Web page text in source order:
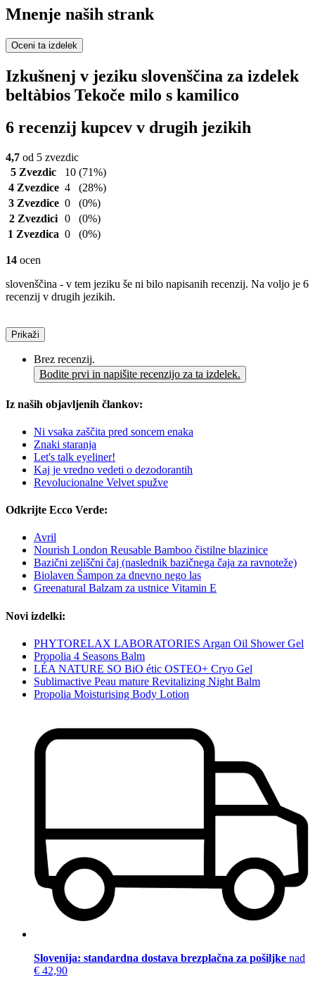
Mnenje naših strank
Oceni ta izdelek
Izkušnenj v jeziku slovenščina za izdelek
beltàbios Tekoče milo s kamilico
6 recenzij kupcev v drugih jezikih
4,7 od 5 zvezdic
5 Zvezdic
10 (71%)
4 Zvezdice 4
(28%)
3 Zvezdice 0
(0%)
2 Zvezdici 0
(0%)
1 Zvezdica 0 (0%)
14 ocen
slovenščina - v tem jeziku še ni bilo napisanih recenzij. Na voljo je 6
recenzij v drugih jezikih.
Prikaži
Brez recenzij.
Bodite prvi in napišite recenzijo za ta izdelek.
Iz naših objavljenih člankov:
Ni vsaka zaščita pred soncem enaka
Znaki staranja
Let's talk eyeliner!
Kaj je vredno vedeti o dezodorantih
Revolucionalne Velvet spužve
Odkrijte Ecco Verde:
Avril
Nourish London Reusable Bamboo čistilne blazinice
Bazični zeliščni čaj (naslednik bazičnega čaja za ravnoteže)
Biolaven Šampon za dnevno nego las
Greenatural Balzam za ustnice Vitamin E
Novi izdelki:
PHYTORELAX LABORATORIES Argan Oil Shower Gel
Propolia 4 Seasons Balm
LÉA NATURE SO BiO étic OSTEO+ Cryo Gel
Sublimactive Peau mature Revitalizing Night Balm
Propolia Moisturising Body Lotion
Slovenija: standardna dostava brezplačna za pošiljke nad
€ 42,90